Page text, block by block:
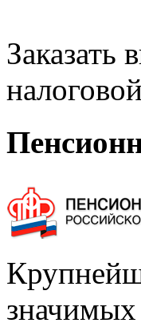
Заказать
значимых